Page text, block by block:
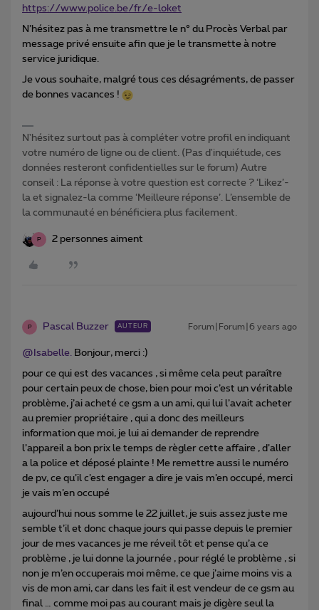
https://www.police.be/fr/e-loket
N’hésitez pas à me transmettre le n° du Procès Verbal par
message privé ensuite afin que je le transmette à notre
service juridique.
Je vous souhaite, malgré tous ces désagréments, de passer
de bonnes vacances !
N'hésitez surtout pas à compléter votre profil en indiquant
votre numéro de ligne ou de client. (Pas d'inquiétude, ces
données resteront confidentielles sur le forum) Autre
conseil : La réponse à votre question est correcte ? ‘Likez’-
la et signalez-la comme ‘Meilleure réponse’. L’ensemble de
la communauté en bénéficiera plus facilement.
P 2 personnes aiment
P Pascal Buzzer AUTEUR Forum|Forum|6 years ago
@Isabelle. Bonjour, merci :)
pour ce qui est des vacances , si même cela peut paraître
pour certain peux de chose, bien pour moi c’est un véritable
problème, j’ai acheté ce gsm a un ami, qui lui l’avait acheter
au premier propriétaire , qui a donc des meilleurs
information que moi, je lui ai demander de reprendre
l’appareil a bon prix le temps de règler cette affaire , d’aller
a la police et déposé plainte ! Me remettre aussi le numéro
de pv, ce qu’il c’est engager a dire je vais m’en occupé, merci
je vais m’en occupé
aujourd’hui nous somme le 22 juillet, je suis assez juste me
semble t’il et donc chaque jours qui passe depuis le premier
jour de mes vacances je me réveil tôt et pense qu’a ce
problème , je lui donne la journée , pour réglé le problème , si
non je m’en occuperais moi même, ce que j’aime moins vis a
vis de mon ami, car dans les fait il est vendeur de ce gsm au
final … comme moi pas au courant mais je digère seul la